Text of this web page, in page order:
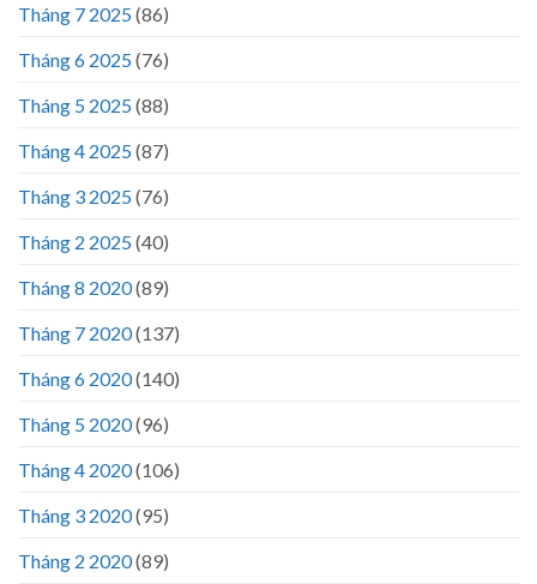
Tháng 7 2025(86)
Tháng 6 2025(76)
Tháng 5 2025(88)
Tháng 4 2025(87)
Tháng 3 2025(76)
Tháng 2 2025(40)
Tháng 8 2020(89)
Tháng 7 2020(137)
Tháng 6 2020(140)
Tháng 5 2020(96)
Tháng 4 2020(106)
Tháng 3 2020(95)
Tháng 2 2020(89)